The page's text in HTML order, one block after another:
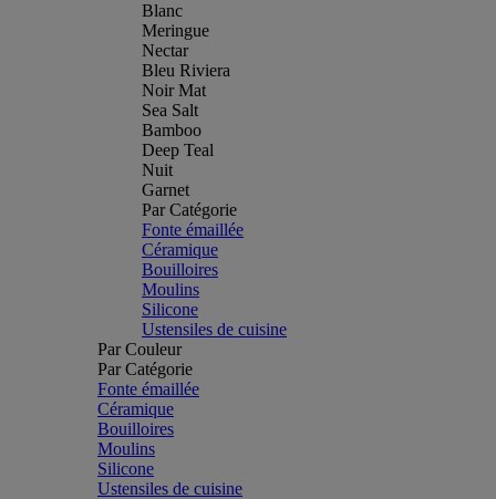
Blanc
Meringue
Nectar
Bleu Riviera
Noir Mat
Sea Salt
Bamboo
Deep Teal
Nuit
Garnet
Par Catégorie
Fonte émaillée
Céramique
Bouilloires
Moulins
Silicone
Ustensiles de cuisine
Par Couleur
Par Catégorie
Fonte émaillée
Céramique
Bouilloires
Moulins
Silicone
Ustensiles de cuisine